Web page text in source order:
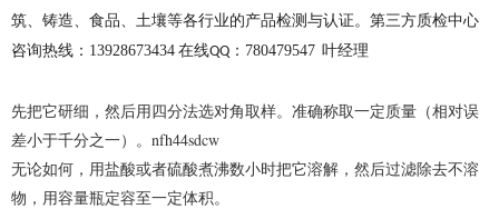
筑、铸造、食品、土壤等各行业的产品检测与认证。 第三方质检中心
咨询热线： 13928673434 在线QQ ： 780479547 叶经理
先把它研细，然后用四分法选对角取样。准确称取一定质量（相对误
差小于千分之一）。nfh44sdcw
无论如何，用盐酸或者硫酸煮沸数小时把它溶解，然后过滤除去不溶
物，用容量瓶定容至一定体积。